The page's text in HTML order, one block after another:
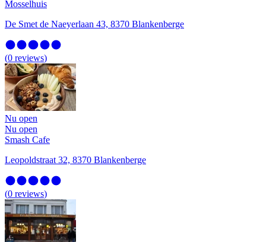
Mosselhuis
De Smet de Naeyerlaan 43, 8370 Blankenberge
(0 reviews)
Nu open
Nu open
Smash Cafe
Leopoldstraat 32, 8370 Blankenberge
(0 reviews)